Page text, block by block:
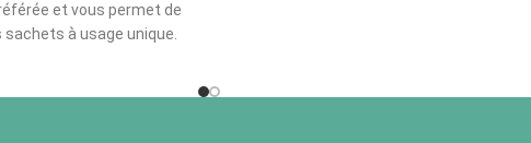
et vous permet de
sachets à usage unique.